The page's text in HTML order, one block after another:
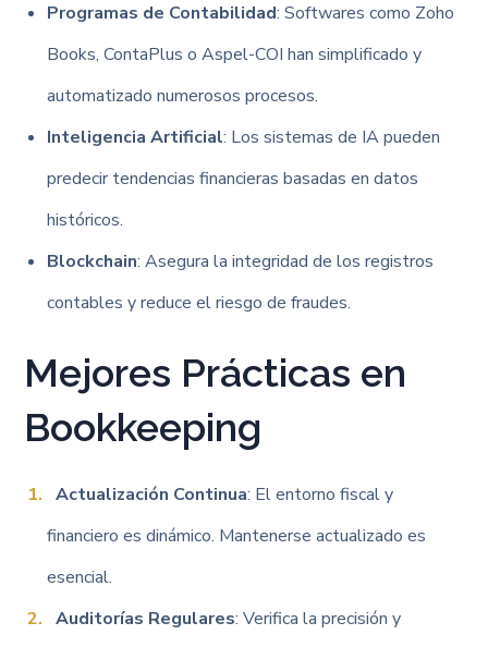
Programas de Contabilidad: Softwares como Zoho
Books, ContaPlus o Aspel-COI han simplificado y
automatizado numerosos procesos.
Inteligencia Artificial: Los sistemas de IA pueden
predecir tendencias financieras basadas en datos
históricos.
Blockchain: Asegura la integridad de los registros
contables y reduce el riesgo de fraudes.
Mejores Prácticas en
Bookkeeping
Actualización Continua: El entorno fiscal y
financiero es dinámico. Mantenerse actualizado es
esencial.
Auditorías Regulares: Verifica la precisión y